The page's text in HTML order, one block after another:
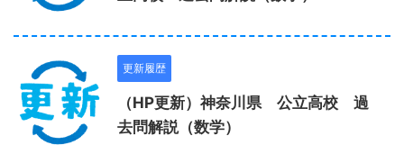
更新履歴
（HP更新）神奈川県 公立高校 過
去問解説（数学）